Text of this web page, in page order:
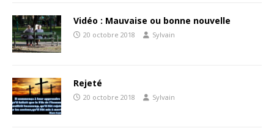
Vidéo : Mauvaise ou bonne nouvelle
20 octobre 2018 Sylvain
Rejeté
20 octobre 2018 Sylvain